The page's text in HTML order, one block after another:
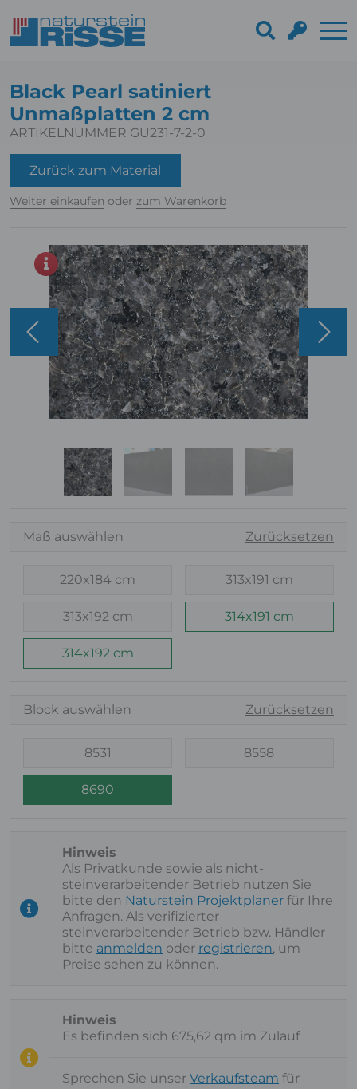
Black Pearl satiniert
Unmaßplatten 2 cm
ARTIKELNUMMER GU231-7-2-0
Zurück zum Material
Weiter einkaufen oder zum Warenkorb
Maß auswählen Zurücksetzen
220x184 cm 313x191 cm
313x192 cm 314x191 cm
314x192 cm
Block auswählen Zurücksetzen
8531 8558
8690
Als Privatkunde sowie als nicht-
steinverarbeitender Betrieb nutzen Sie
bitte den Naturstein Projektplaner für Ihre
Anfragen. Als verifizierter
steinverarbeitender Betrieb bzw. Händler
bitte anmelden oder registrieren, um
Preise sehen zu können.
Es befinden sich 675,62 qm im Zulauf
Sprechen Sie unser Verkaufsteam für